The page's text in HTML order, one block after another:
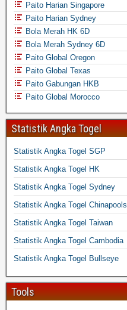
Paito Harian Singapore
Paito Harian Sydney
Bola Merah HK 6D
Bola Merah Sydney 6D
Paito Global Oregon
Paito Global Texas
Paito Gabungan HKB
Paito Global Morocco
Statistik Angka Togel
Statistik Angka Togel SGP
Statistik Angka Togel HK
Statistik Angka Togel Sydney
Statistik Angka Togel Chinapools
Statistik Angka Togel Taiwan
Statistik Angka Togel Cambodia
Statistik Angka Togel Bullseye
Tools